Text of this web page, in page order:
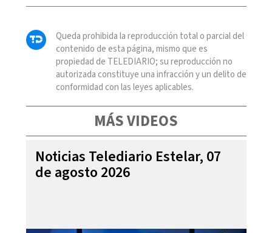
Queda prohibida la reproducción total o parcial del
contenido de esta página, mismo que es
propiedad de TELEDIARIO; su reproducción no
autorizada constituye una infracción y un delito de
conformidad con las leyes aplicables.
MÁS VIDEOS
Noticias Telediario Estelar, 07
de agosto 2026